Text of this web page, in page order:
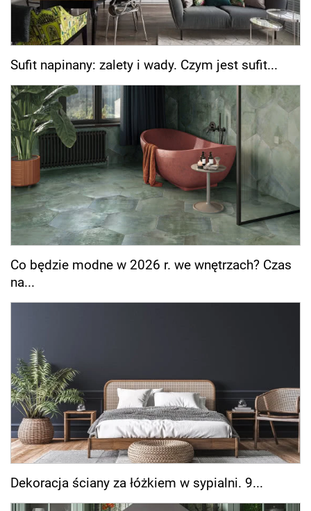
Sufit napinany: zalety i wady. Czym jest sufit...
Co będzie modne w 2026 r. we wnętrzach? Czas
na...
Dekoracja ściany za łóżkiem w sypialni. 9...